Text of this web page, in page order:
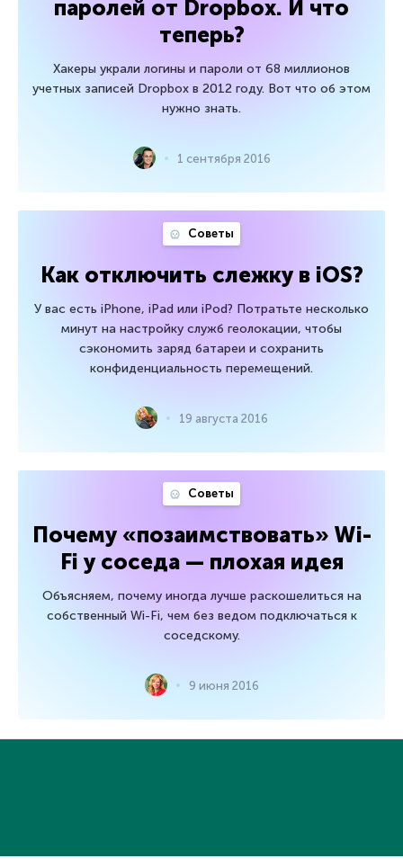
паролей от Dropbox. И что
теперь?
Хакеры украли логины и пароли от 68 миллионов
учетных записей Dropbox в 2012 году. Вот что об этом
нужно знать.
1 сентября 2016
Советы
Как отключить слежку в iOS?
У вас есть iPhone, iPad или iPod? Потратьте несколько
минут на настройку служб геолокации, чтобы
сэкономить заряд батареи и сохранить
конфиденциальность перемещений.
19 августа 2016
Советы
Почему «позаимствовать» Wi-
Fi у соседа — плохая идея
Объясняем, почему иногда лучше раскошелиться на
собственный Wi-Fi, чем без ведом подключаться к
соседскому.
9 июня 2016